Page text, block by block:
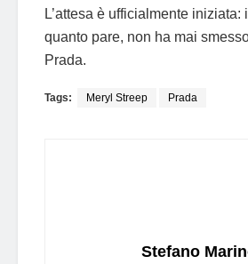
L’attesa è ufficialmente iniziata:
quanto pare, non ha mai
Prada.
Tags: Meryl Streep Prada
Stefano